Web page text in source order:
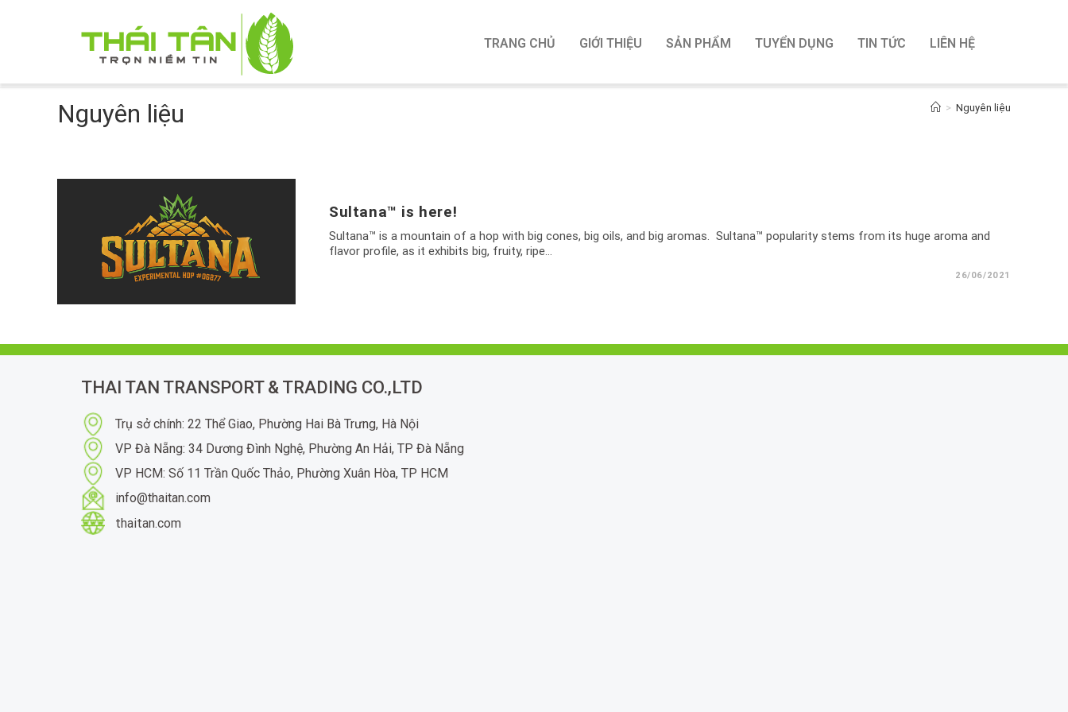
TRANG CHỦ GIỚI THIỆU SẢN PHẨM TUYỂN DỤNG TIN TỨC LIÊN HỆ
Nguyên liệu > Nguyên liệu
Sultana™ is here!
Sultana™ is a mountain of a hop with big cones, big oils, and big aromas. Sultana™ popularity stems from its huge aroma and
flavor profile, as it exhibits big, fruity, ripe…
26/06/2021
THAI TAN TRANSPORT & TRADING CO.,LTD
Trụ sở chính: 22 Thể Giao, Phường Hai Bà Trưng, Hà Nội
VP Đà Nẵng: 34 Dương Đình Nghệ, Phường An Hải, TP Đà Nẵng
VP HCM: Số 11 Trần Quốc Thảo, Phường Xuân Hòa, TP HCM
info@thaitan.com
thaitan.com